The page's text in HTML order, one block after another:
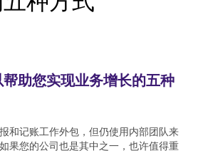
助您实现业务增长的五种
和记账工作外包，但仍使用内部团队来
果您的公司也是其中之一，也许值得重